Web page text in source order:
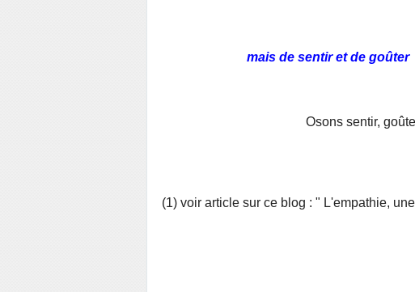
mais de sentir et de
Osons sentir,
(1) voir article sur ce blog : " L'empathie,